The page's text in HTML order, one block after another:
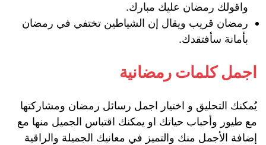
واقولك رمضان عليك مبارك.
رمضان قريب ويقال إن الشياطين تختفي في رمضان
بأمانة سأفتقدك.
اجمل كلمات رمضانية
يُمكنك التحليق و اختيار اجمل رسائل رمضان ومشاركتها
مع طيور وأحباب حياتك او يمكنك اقتباس الجميل منها مع
إضافة الأجمل منك والتميز في معانيك الجميلة والراقية